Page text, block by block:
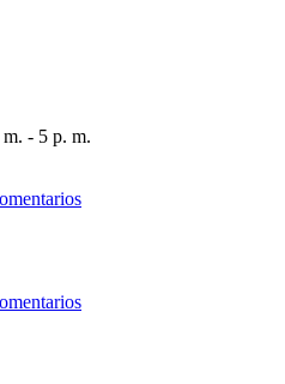
- 5 p. m.